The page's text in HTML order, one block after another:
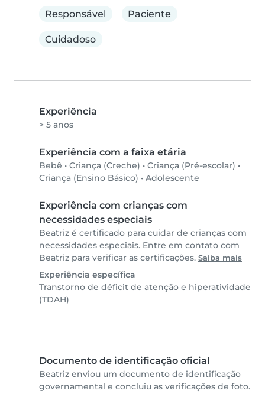
Responsável
Paciente
Cuidadoso
Experiência
> 5 anos
Experiência com a faixa etária
Bebê • Criança (Creche) • Criança (Pré-escolar) •
Criança (Ensino Básico) • Adolescente
Experiência com crianças com
necessidades especiais
Beatriz é certificado para cuidar de crianças com
necessidades especiais. Entre em contato com
Beatriz para verificar as certificações. Saiba mais
Experiência específica
Transtorno de déficit de atenção e hiperatividade
(TDAH)
Documento de identificação oficial
Beatriz enviou um documento de identificação
governamental e concluiu as verificações de foto.